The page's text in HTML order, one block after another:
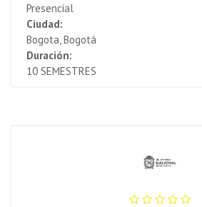
Presencial
Ciudad:
Bogota, Bogotá
Duración:
10 SEMESTRES